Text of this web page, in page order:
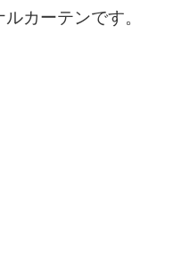
カーテンです。